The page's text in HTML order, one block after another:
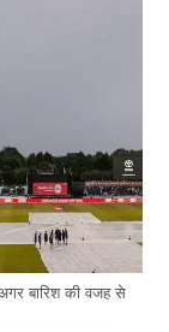
बारिश की वजह से